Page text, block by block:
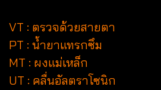
VT : ตรวจด้วยสายตา
PT : น้ำยาแทรกซึม
MT : ผงแม่เหล็ก
UT : คลื่นอัลตราโซนิก